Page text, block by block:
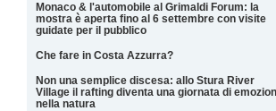
Monaco & l'automobile al Grimaldi Forum: la
mostra è aperta fino al 6 settembre con visite
guidate per il pubblico
Che fare in Costa Azzurra?
Non una semplice discesa: allo Stura River
Village il rafting diventa una giornata di
nella natura